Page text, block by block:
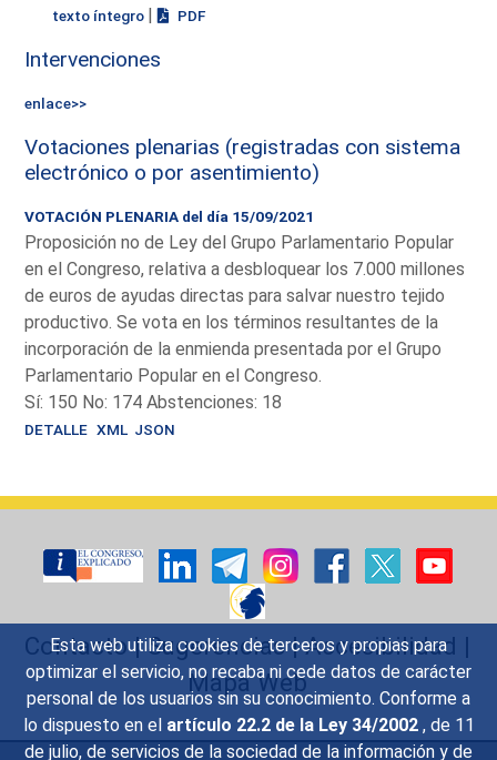
Esta web utiliza cookies de terceros y propias para
optimizar el servicio, no recaba ni cede datos de carácter
personal de los usuarios sin su conocimiento. Conforme a
lo dispuesto en el artículo 22.2 de la Ley 34/2002 , de 11
de julio, de servicios de la sociedad de la información y de
texto íntegro | PDF
Intervenciones
enlace>>
Votaciones plenarias (registradas con sistema
electrónico o por asentimiento)
VOTACIÓN PLENARIA del día 15/09/2021
Proposición no de Ley del Grupo Parlamentario Popular
en el Congreso, relativa a desbloquear los 7.000 millones
de euros de ayudas directas para salvar nuestro tejido
productivo. Se vota en los términos resultantes de la
incorporación de la enmienda presentada por el Grupo
Parlamentario Popular en el Congreso.
Sí: 150 No: 174 Abstenciones: 18
DETALLE XML JSON
Contacto|Sugerencias|Accesibilidad |
Mapa Web